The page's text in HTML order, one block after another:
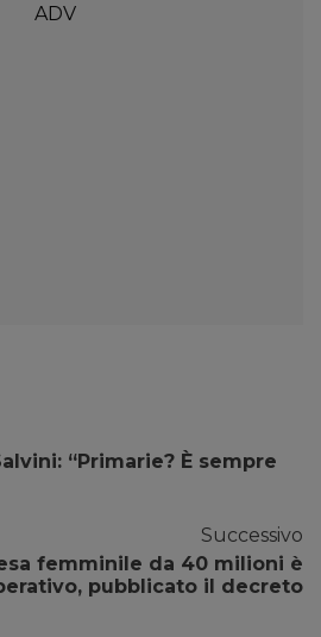
“Primarie? È sempre
Successivo
femminile da 40 milioni è
pubblicato il decreto